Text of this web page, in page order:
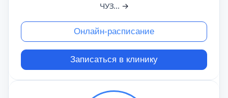
ЧУЗ... →
Онлайн-расписание
Записаться в клинику